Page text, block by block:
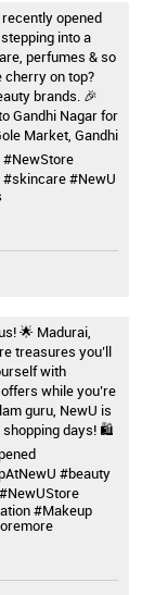
opened
into a
perfumes & so
cherry on top?
brands. 🎉
Gandhi Nagar for
Market, Gandhi
#NewStore
#skincare#NewU
🌟 Madurai,
treasures you’ll
with
while you’re
guru, NewU is
shopping days! 🛍️
#beauty
#NewUStore
#Makeup